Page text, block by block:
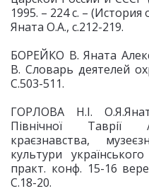
1995. – 224 с. –
Яната О.А., с.212-219.
БОРЕЙКО В. Яната
В. Словарь деятелей
С.503-511.
ГОРЛОВА Н.І.
Північної Таврії
краєзнавства,
культури
практ. конф. 15-16
С.18-20.